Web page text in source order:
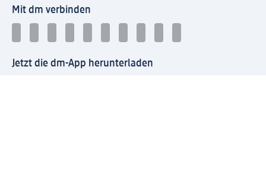
Mit dm verbinden
Jetzt die dm-App herunterladen